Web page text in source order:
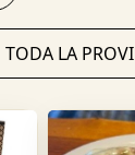
/ Zona: | TODA